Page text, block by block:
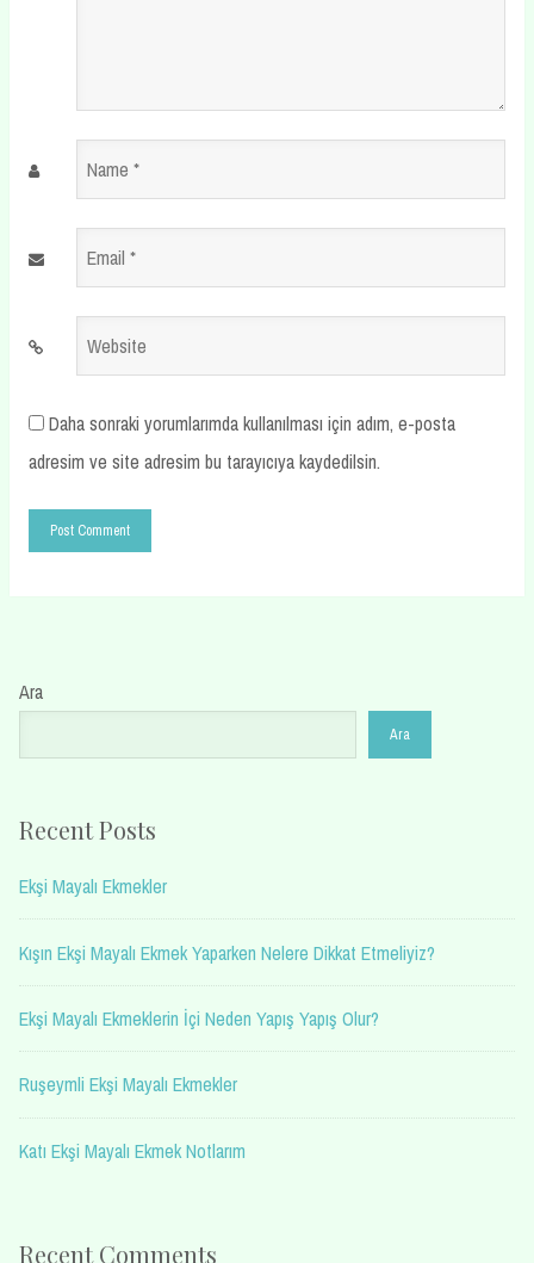
Name
Email
Website
Daha sonraki yorumlarımda kullanılması için adım, e-posta
adresim ve site adresim bu tarayıcıya kaydedilsin.
Ara
Ara
Recent Posts
Ekşi Mayalı Ekmekler
Kışın Ekşi Mayalı Ekmek Yaparken Nelere Dikkat Etmeliyiz?
Ekşi Mayalı Ekmeklerin İçi Neden Yapış Yapış Olur?
Ruşeymli Ekşi Mayalı Ekmekler
Katı Ekşi Mayalı Ekmek Notlarım
Recent Comments